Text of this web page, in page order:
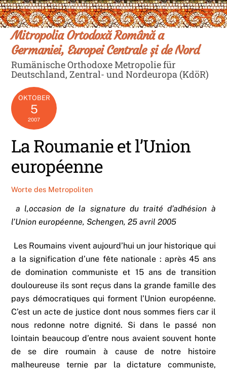
Skip
to
content
Mitropolia Ortodoxă Română a
Germaniei, Europei Centrale și de Nord
Rumänische Orthodoxe Metropolie für
Deutschland, Zentral- und Nordeuropa (KdöR)
OKTOBER
5
2007
La Roumanie et l’Union
européenne
Worte des Metropoliten
a l‚occasion de la signature du traité d’adhésion à
l’Union européenne, Schengen, 25 avril 2005
Les Roumains vivent aujourd’hui un jour historique qui
a la signification d’une fête nationale : après 45 ans
de domination communiste et 15 ans de transition
douloureuse ils sont reçus dans la grande famille des
pays démocratiques qui forment l’Union européenne.
C’est un acte de justice dont nous sommes fiers car il
nous redonne notre dignité. Si dans le passé non
lointain beaucoup d’entre nous avaient souvent honte
de se dire roumain à cause de notre histoire
malheureuse ternie par la dictature communiste,